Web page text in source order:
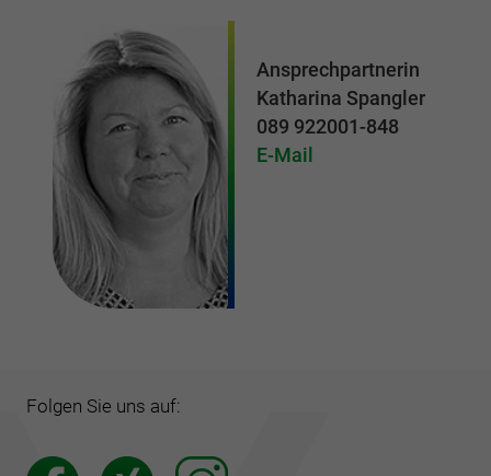
Ansprechpartnerin
Katharina Spangler
089 922001-848
E-Mail
Folgen Sie uns auf: